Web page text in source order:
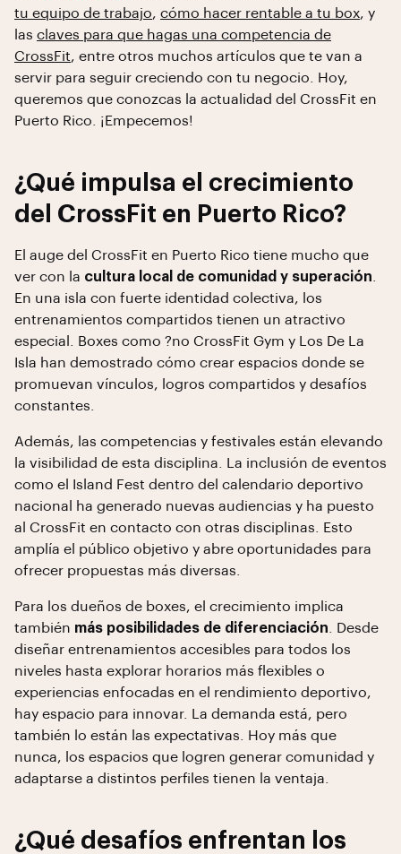
tu equipo de trabajo, cómo hacer rentable a tu box, y
las claves para que hagas una competencia de
CrossFit, entre otros muchos artículos que te van a
servir para seguir creciendo con tu negocio. Hoy,
queremos que conozcas la actualidad del CrossFit en
Puerto Rico. ¡Empecemos!
¿Qué impulsa el crecimiento
del CrossFit en Puerto Rico?
El auge del CrossFit en Puerto Rico tiene mucho que
ver con la cultura local de comunidad y superación
En una isla con fuerte identidad colectiva, los
entrenamientos compartidos tienen un atractivo
especial. Boxes como ?no CrossFit Gym y Los De La
Isla han demostrado cómo crear espacios donde se
promuevan vínculos, logros compartidos y desafíos
constantes.
Además, las competencias y festivales están elevando
la visibilidad de esta disciplina. La inclusión de eventos
como el Island Fest dentro del calendario deportivo
nacional ha generado nuevas audiencias y ha puesto
al CrossFit en contacto con otras disciplinas. Esto
amplía el público objetivo y abre oportunidades para
ofrecer propuestas más diversas.
Para los dueños de boxes, el crecimiento implica
también más posibilidades de diferenciación . Desde
diseñar entrenamientos accesibles para todos los
niveles hasta explorar horarios más flexibles o
experiencias enfocadas en el rendimiento deportivo,
hay espacio para innovar. La demanda está, pero
también lo están las expectativas. Hoy más que
nunca, los espacios que logren generar comunidad y
adaptarse a distintos perfiles tienen la ventaja.
¿Qué desafíos enfrentan los